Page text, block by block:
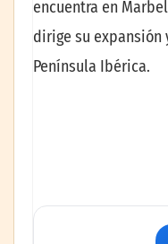
encuentra en
dirige su
Península Ibérica.